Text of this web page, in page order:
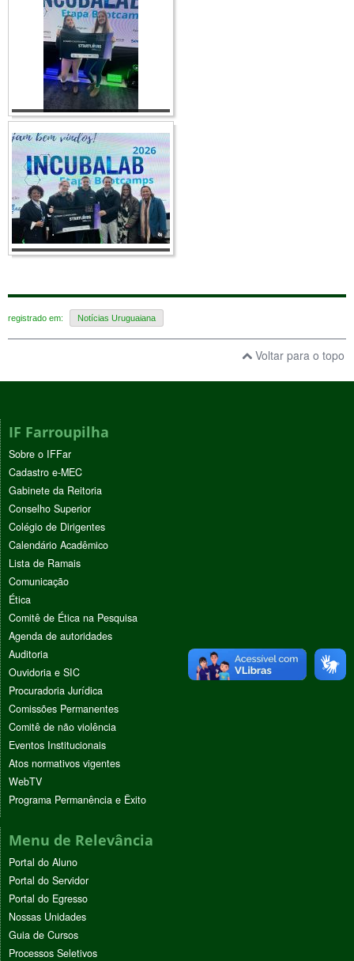
registrado em: Notícias Uruguaiana
Voltar para o topo
IF Farroupilha
Sobre o IFFar
Cadastro e-MEC
Gabinete da Reitoria
Conselho Superior
Colégio de Dirigentes
Calendário Acadêmico
Lista de Ramais
Comunicação
Ética
Comitê de Ética na Pesquisa
Agenda de autoridades
Auditoria
Ouvidoria e SIC
Procuradoria Jurídica
Comissões Permanentes
Comitê de não violência
Eventos Institucionais
Atos normativos vigentes
WebTV
Programa Permanência e Êxito
Menu de Relevância
Portal do Aluno
Portal do Servidor
Portal do Egresso
Nossas Unidades
Guia de Cursos
Processos Seletivos